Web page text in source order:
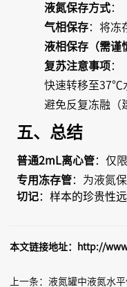
液氮保存方式：
气相保存：将冻
液相保存（需谨
复苏注意事项：
快速转移至37℃
避免反复冻融（
五、总结
普通2mL离心管：仅
专用冻存管：为液氮
切记：样本的珍贵性
本文链接地址： http://
上一条： 液氮罐中液氮水